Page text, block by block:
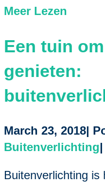
Meer Lezen
Een tuin
genieten:
March 23, 2018|
Buitenverlichting|
Buitenverlichting